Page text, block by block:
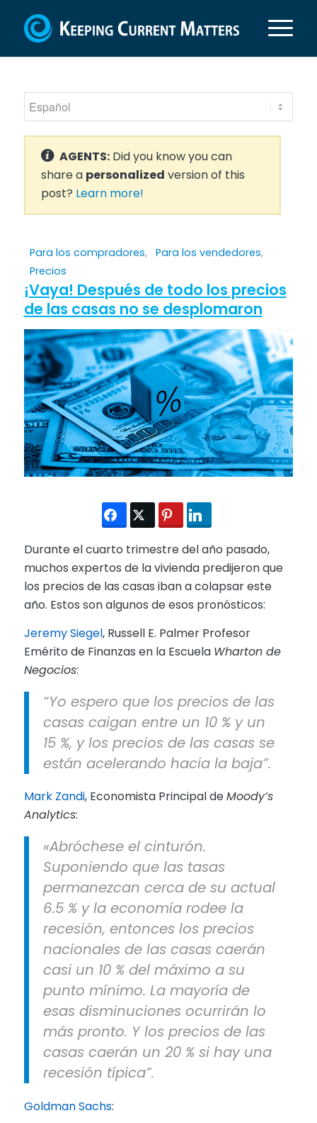
AGENTS:Did you know you can
share a personalized version of this
post? Learn more!
Para los compradores, Para los vendedores,
Precios
¡Vaya! Después de todo los precios
de las casas no se desplomaron
Durante el cuarto trimestre del año pasado,
muchos expertos de la vivienda predijeron que
los precios de las casas iban a colapsar este
año. Estos son algunos de esos pronósticos:
Jeremy Siegel, Russell E. Palmer Profesor
Emérito de Finanzas en la Escuela Wharton de
Negocios:
“Yo espero que los precios de las
casas caigan entre un 10 % y un
15 %, y los precios de las casas se
están acelerando hacia la baja”.
Mark Zandi, Economista Principal deMoody’s
Analytics:
«Abróchese el cinturón.
Suponiendo que las tasas
permanezcan cerca de su actual
6.5 % y la economía rodee la
recesión, entonces los precios
nacionales de las casas caerán
casi un 10 % del máximo a su
punto mínimo. La mayoría de
esas disminuciones ocurrirán lo
más pronto. Y los precios de las
casas caerán un 20 % si hay una
recesión típica”.
Goldman Sachs: